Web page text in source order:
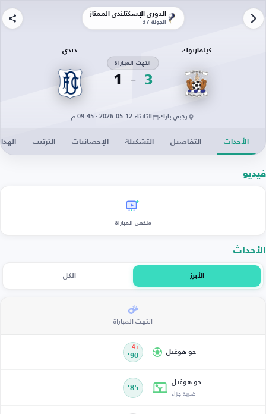
الدوري الإسكتلندي الممتاز
الجولة 37
كيلمارنوك
3
انتهت المباراة
1
دندي
رجبي بارك الثلاثاء 12-05-2026 · 09:45 م
الأحداث التفاصيل التشكيلة الإحصائيات الترتيب
فيديو
ملخص المباراة
الأحداث
الأبرز الكل
انتهت المباراة
جو هوغيل 90’
+4
جو هوغيل
ضربة جزاء 85’